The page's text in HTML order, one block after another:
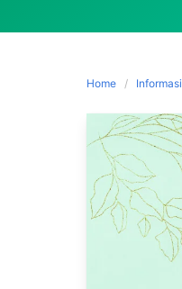
Home Informasi